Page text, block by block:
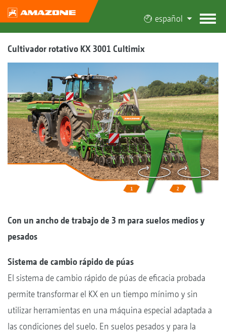
español
Cultivador rotativo KX 3001 Cultimix
Con un ancho de trabajo de 3 m para suelos medios y
pesados
Sistema de cambio rápido de púas
El sistema de cambio rápido de púas de eficacia probada
permite transformar el KX en un tiempo mínimo y sin
utilizar herramientas en una máquina especial adaptada a
las condiciones del suelo. En suelos pesados y para la